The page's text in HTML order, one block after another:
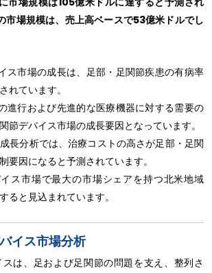
場規模は、売上高ベースで53億米ドルでし
ス市場の成長は、足部・足関節疾患の有病率
れています。
進行および先進的な医療機器に対する需要の
節デバイス市場の成長要因となっています。
長分析では、治療コストの高さが足部・足関
要因になると予測されています。
ス市場で最大の市場シェアを持つ北米地域
ると見込まれています。
イス市場分析
は、足および足関節の問題を支え、整列さ